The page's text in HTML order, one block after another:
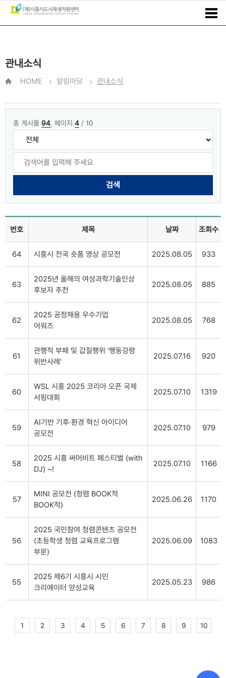
관내소식
HOME 알림마당 관내소식
총 게시물 94 , 페이지 4 / 10
검색
번호 제목 날짜 조회수
64 시흥시 전국 숏폼 영상 공모전 2025.08.05 933
63
2025년 올해의 여성과학기술인상
후보자 추천
2025.08.05 885
62
2025 공정채용 우수기업
어워즈
2025.08.05 768
61
관행적 부패 및 갑질행위 '행동강령
위반사례'
2025.07.16 920
60
WSL 시흥 2025 코리아 오픈 국제
서핑대회
2025.07.10 1319
59
AI기반 기후·환경 혁신 아이디어
공모전
2025.07.10 979
58
2025 시흥 써머비트 페스티벌 (with
DJ) ~!
2025.07.10 1166
57
MINI 공모전 (청렴 BOOK적
BOOK적)
2025.06.26 1170
56
2025 국민참여 청렴콘텐츠 공모전
(초등학생 청렴 교육프로그램
부문)
2025.06.09 1083
55
2025 제6기 시흥시 시민
크리에이터 양성교육
2025.05.23 986
1 2 3 4 5 6 7 8 9 10